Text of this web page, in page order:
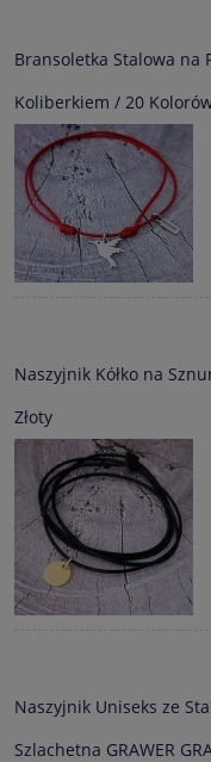
Bransoletka Stalowa na
Koliberkiem / 20
Naszyjnik Kółko na
Złoty
Naszyjnik Uniseks ze
Szlachetna GRAWER